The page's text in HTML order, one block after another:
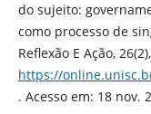
do sujeito:
como processo de
Reflexão E Ação,
https://
. Acesso em: 18 nov.